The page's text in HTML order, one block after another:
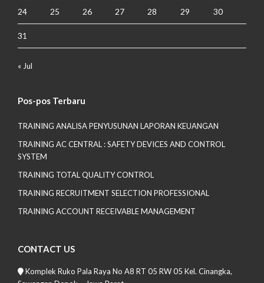
24 25 26 27 28 29 30
31
« Jul
Pos-pos Terbaru
TRAINING ANALISA PENYUSUNAN LAPORAN KEUANGAN
TRAINING AC CENTRAL : SAFETY DEVICES AND CONTROL
SYSTEM
TRAINING TOTAL QUALITY CONTROL
TRAINING RECRUITMENT SELECTION PROFESSIONAL
TRAINING ACCOUNT RECEIVABLE MANAGEMENT
CONTACT US
Komplek Ruko Pala Raya No A8 RT 05 RW 05 Kel. Cinangka,